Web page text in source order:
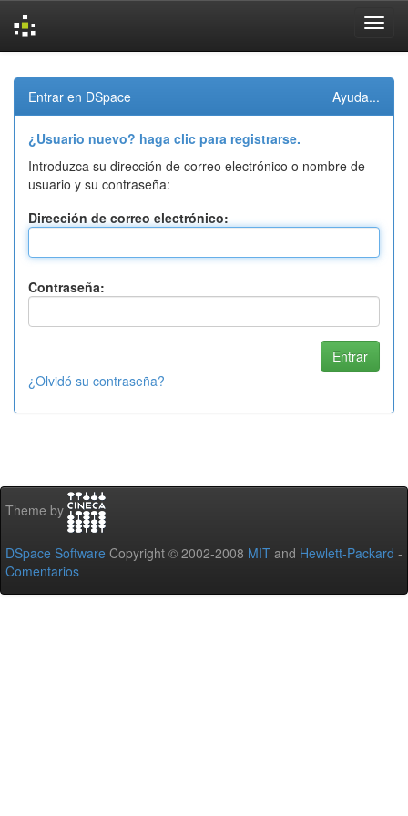
navigation
Entrar en DSpace Ayuda...
¿Usuario nuevo? haga clic para registrarse.
Introduzca su dirección de correo electrónico o nombre de
usuario y su contraseña:
Dirección de correo electrónico:
Contraseña:
¿Olvidó su contraseña?
Theme by
DSpace Software Copyright © 2002-2008 MIT and Hewlett-Packard -
Comentarios